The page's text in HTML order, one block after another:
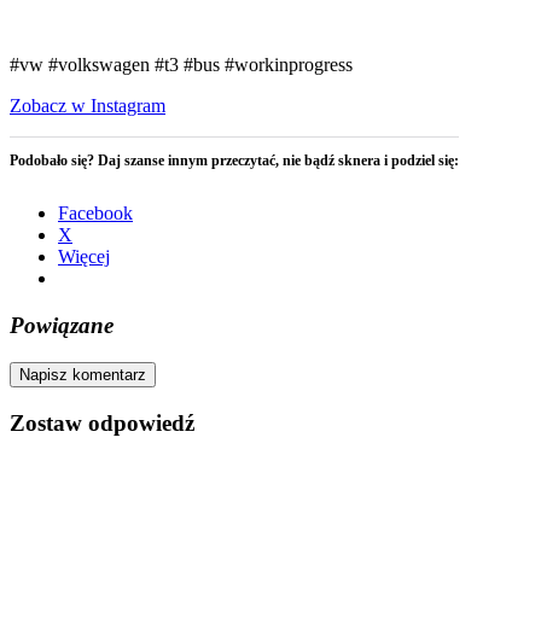
#vw #volkswagen #t3 #bus #workinprogress
Zobacz w Instagram
Podobało się? Daj szanse innym przeczytać, nie bądź sknera i podziel się:
Facebook
X
Więcej
Powiązane
Napisz komentarz
Zostaw odpowiedź